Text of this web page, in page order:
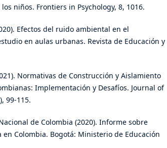
niños. Frontiers in Psychology, 8, 1016.
Efectos del ruido ambiental en el
en aulas urbanas. Revista de Educación y
Normativas de Construcción y Aislamiento
Implementación y Desafíos. Journal of
99-115.
de Colombia (2020). Informe sobre
Colombia. Bogotá: Ministerio de Educación